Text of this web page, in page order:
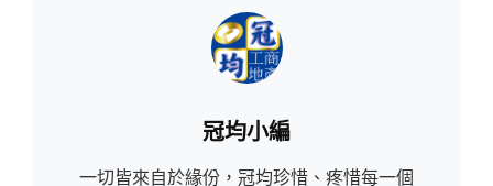
Author:
冠均小編
一切皆來自於緣份，冠均珍惜、疼惜每一個